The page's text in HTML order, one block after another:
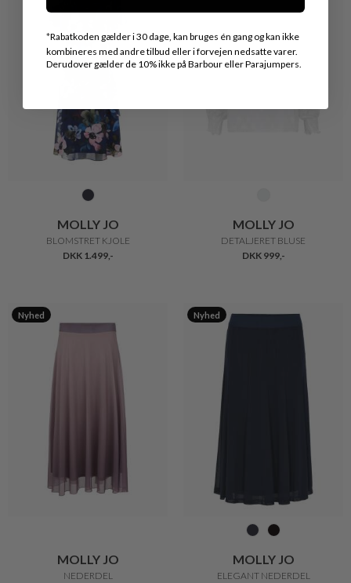
MOLLY JO
BLOMSTRET KJOLE
DKK 1.499,-
MOLLY JO
DETALJERET BLUSE
DKK 999,-
Nyhed
MOLLY JO
NEDERDEL
Nyhed
MOLLY JO
ELEGANT NEDERDEL
*Rabatkoden gælder i 30 dage, kan bruges én gang og kan ikke
kombineres med andre tilbud eller i forvejen nedsatte varer.
Derudover gælder de 10% ikke på Barbour eller Parajumpers.